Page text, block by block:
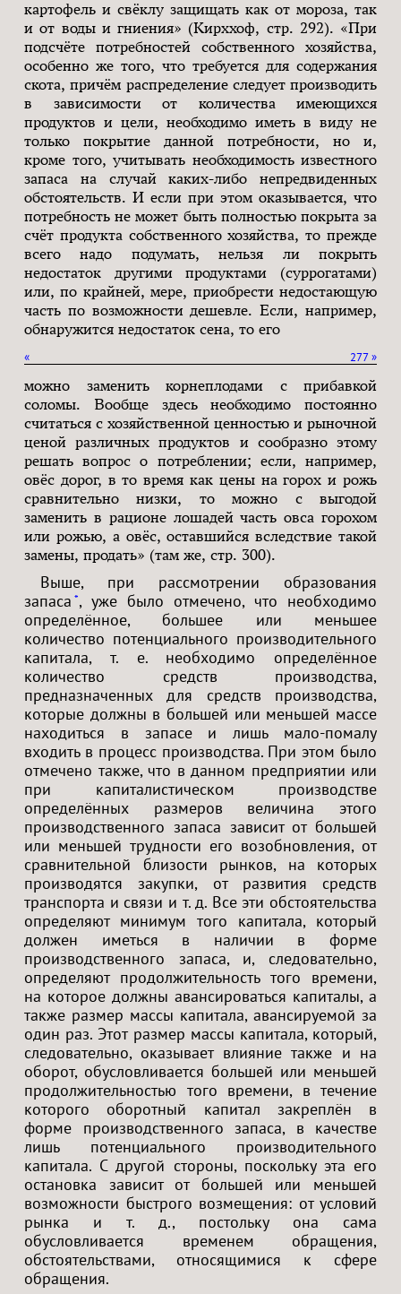
картофель и свёклу защищать как от мороза, так
и от воды и гниения» (Кирххоф, стр. 292). «При
подсчёте потребностей собственного хозяйства,
особенно же того, что требуется для содержания
скота, причём распределение следует производить
в зависимости от количества имеющихся
продуктов и цели, необходимо иметь в виду не
только покрытие данной потребности, но и,
кроме того, учитывать необходимость известного
запаса на случай каких-либо непредвиденных
обстоятельств. И если при этом оказывается, что
потребность не может быть полностью покрыта за
счёт продукта собственного хозяйства, то прежде
всего надо подумать, нельзя ли покрыть
недостаток другими продуктами (суррогатами)
или, по крайней, мере, приобрести недостающую
часть по возможности дешевле. Если, например,
обнаружится недостаток сена, то его
« »
277
можно заменить корнеплодами с прибавкой
соломы. Вообще здесь необходимо постоянно
считаться с хозяйственной ценностью и рыночной
ценой различных продуктов и сообразно этому
решать вопрос о потреблении; если, например,
овёс дорог, в то время как цены на горох и рожь
сравнительно низки, то можно с выгодой
заменить в рационе лошадей часть овса горохом
или рожью, а овёс, оставшийся вследствие такой
замены, продать» (там же, стр. 300).
Выше, при рассмотрении образования
запаса *, уже было отмечено, что необходимо
определённое, большее или меньшее
количество потенциального производительного
капитала, т. е. необходимо определённое
количество средств производства,
предназначенных для средств производства,
которые должны в большей или меньшей массе
находиться в запасе и лишь мало-помалу
входить в процесс производства. При этом было
отмечено также, что в данном предприятии или
при капиталистическом производстве
определённых размеров величина этого
производственного запаса зависит от большей
или меньшей трудности его возобновления, от
сравнительной близости рынков, на которых
производятся закупки, от развития средств
транспорта и связи и т. д. Все эти обстоятельства
определяют минимум того капитала, который
должен иметься в наличии в форме
производственного запаса, и, следовательно,
определяют продолжительность того времени,
на которое должны авансироваться капиталы, а
также размер массы капитала, авансируемой за
один раз. Этот размер массы капитала, который,
следовательно, оказывает влияние также и на
оборот, обусловливается большей или меньшей
продолжительностью того времени, в течение
которого оборотный капитал закреплён в
форме производственного запаса, в качестве
лишь потенциального производительного
капитала. С другой стороны, поскольку эта его
остановка зависит от большей или меньшей
возможности быстрого возмещения: от условий
рынка и т. д., постольку она сама
обусловливается временем обращения,
обстоятельствами, относящимися к сфере
обращения.